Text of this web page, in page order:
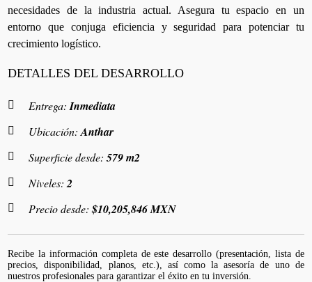
necesidades de la industria actual. Asegura tu espacio en un
entorno que conjuga eficiencia y seguridad para potenciar tu
crecimiento logístico.
DETALLES DEL DESARROLLO
Entrega:Inmediata
Ubicación:Anthar
Superficie desde:579 m2
Niveles:2
Precio desde:$10,205,846 MXN
Recibe la información completa de este desarrollo (presentación, lista de
precios, disponibilidad, planos, etc.), así como la asesoría de uno de
nuestros profesionales para garantizar el éxito en tu inversión.